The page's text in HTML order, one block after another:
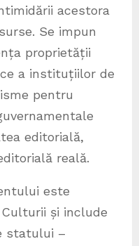
acestora
Se impun
proprietății
a instituțiilor de
pentru
editorială,
reală.
este
și include
statului –